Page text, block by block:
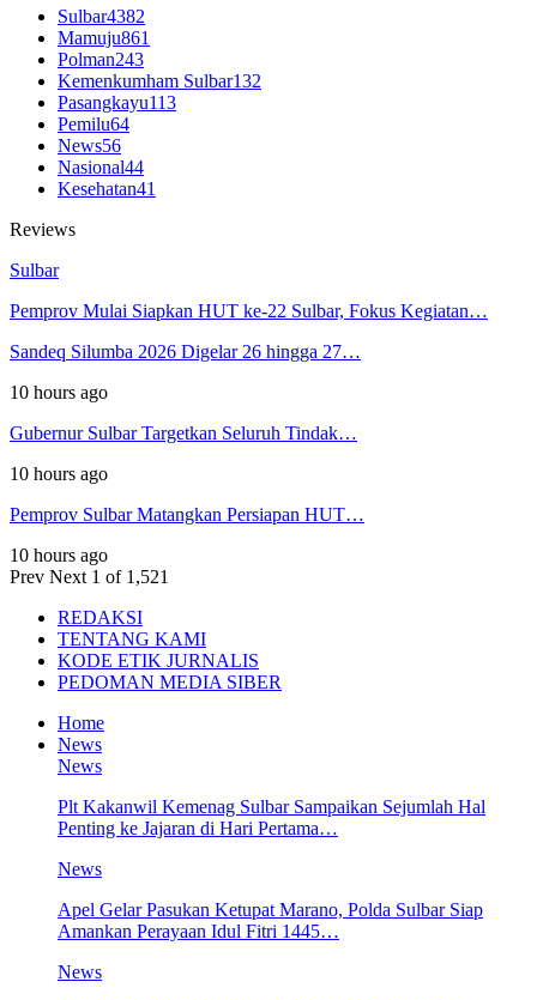
Sulbar4382
Mamuju861
Polman243
Kemenkumham Sulbar132
Pasangkayu113
Pemilu64
News56
Nasional44
Kesehatan41
Reviews
Sulbar
Pemprov Mulai Siapkan HUT ke-22 Sulbar, Fokus Kegiatan…
Sandeq Silumba 2026 Digelar 26 hingga 27…
10 hours ago
Gubernur Sulbar Targetkan Seluruh Tindak…
10 hours ago
Pemprov Sulbar Matangkan Persiapan HUT…
10 hours ago
Prev Next 1 of 1,521
REDAKSI
TENTANG KAMI
KODE ETIK JURNALIS
PEDOMAN MEDIA SIBER
Home
News
News
Plt Kakanwil Kemenag Sulbar Sampaikan Sejumlah Hal
Penting ke Jajaran di Hari Pertama…
News
Apel Gelar Pasukan Ketupat Marano, Polda Sulbar Siap
Amankan Perayaan Idul Fitri 1445…
News